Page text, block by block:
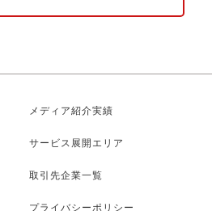
メディア紹介実績
サービス展開エリア
取引先企業一覧
プライバシーポリシー